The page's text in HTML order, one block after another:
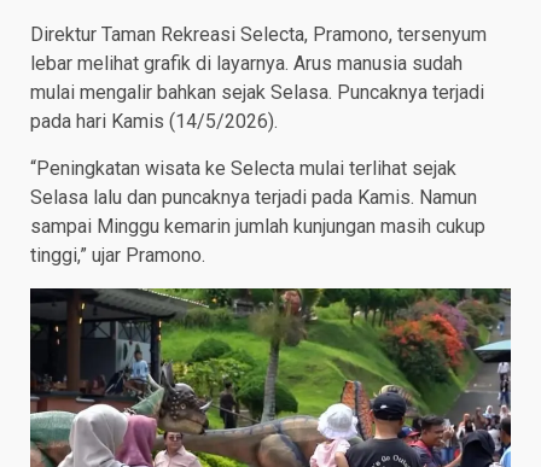
Direktur Taman Rekreasi Selecta, Pramono, tersenyum
lebar melihat grafik di layarnya. Arus manusia sudah
mulai mengalir bahkan sejak Selasa. Puncaknya terjadi
pada hari Kamis (14/5/2026).
“Peningkatan wisata ke Selecta mulai terlihat sejak
Selasa lalu dan puncaknya terjadi pada Kamis. Namun
sampai Minggu kemarin jumlah kunjungan masih cukup
tinggi,” ujar Pramono.